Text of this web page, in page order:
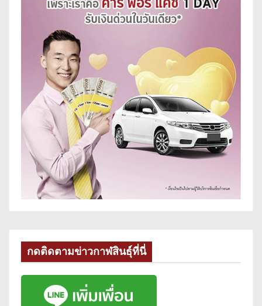
กดติดตามข่าวกาฬสินธุ์ที่นี่